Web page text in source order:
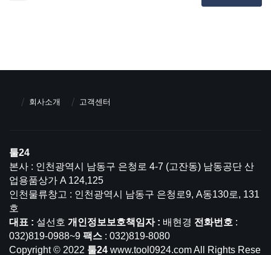
회사소개 고객센터
툴24
본사 : 인천광역시 남동구 은청로 4-7 (고잔동) 남동공단 산
업용품상가 A 124,125
인천물류창고 : 인천광역시 남동구 은청로9, A동130로, 131
호
대표 : 설선호 개인정보보호책임자 : 배현경 전화번호 :
032)819-0988~9 팩스 : 032)819-8080
Copyright © 2022 툴24 www.tool0924.com All Rights Rese